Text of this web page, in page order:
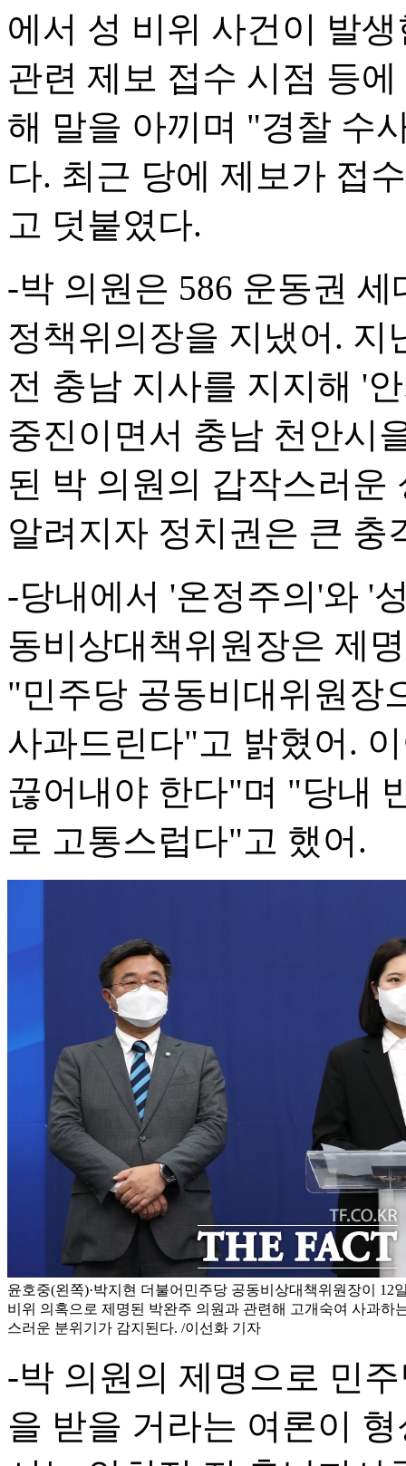
에서 성 비위 사건이 발
관련 제보 접수 시점 등
해 말을 아끼며 "경찰 수
다. 최근 당에 제보가 접
고 덧붙였다.
-박 의원은 586 운동권
정책위의장을 지냈어. 지
전 충남 지사를 지지해 '
중진이면서 충남 천안시
된 박 의원의 갑작스러운
알려지자 정치권은 큰 충
-당내에서 '온정주의'와 '
동비상대책위원장은 제
"민주당 공동비대위원장
사과드린다"고 밝혔어.
끊어내야 한다"며 "당내
로 고통스럽다"고 했어.
윤호중(왼쪽)·박지현 더불어민주당 공동비상대책위원장이 12
비위 의혹으로 제명된 박완주 의원과 관련해 고개숙여 사과하
스러운 분위기가 감지된다. /이선화 기자
-박 의원의 제명으로 민
을 받을 거라는 여론이